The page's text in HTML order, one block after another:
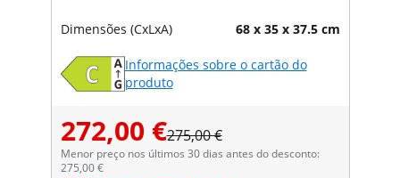
Dimensões (CxLxA) 68 x 35 x 37.5 cm
Informações sobre o cartão do
produto
272,00 €275,00 €
Menor preço nos últimos 30 dias antes do desconto:
275,00 €